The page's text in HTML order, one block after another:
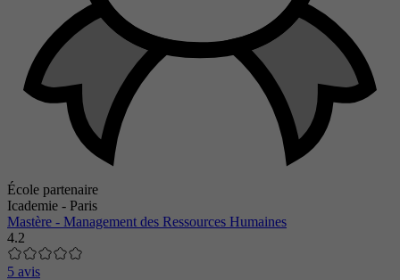
École partenaire
Icademie - Paris
Mastère - Management des Ressources Humaines
4.2
5 avis